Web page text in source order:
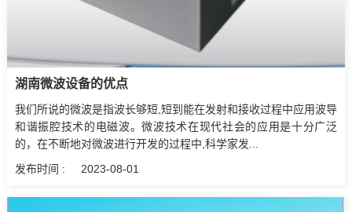
湖南微波设备‍的优点
我们所说的微波是指波长够短,短到能在发射和接收过程中应用波导
和谐振腔技术的电磁波。微波技术在现代社会的应用是十分广泛
的，在不断地对微波进行开发的过程中,科学家发...
发布时间 :
2023-08-01